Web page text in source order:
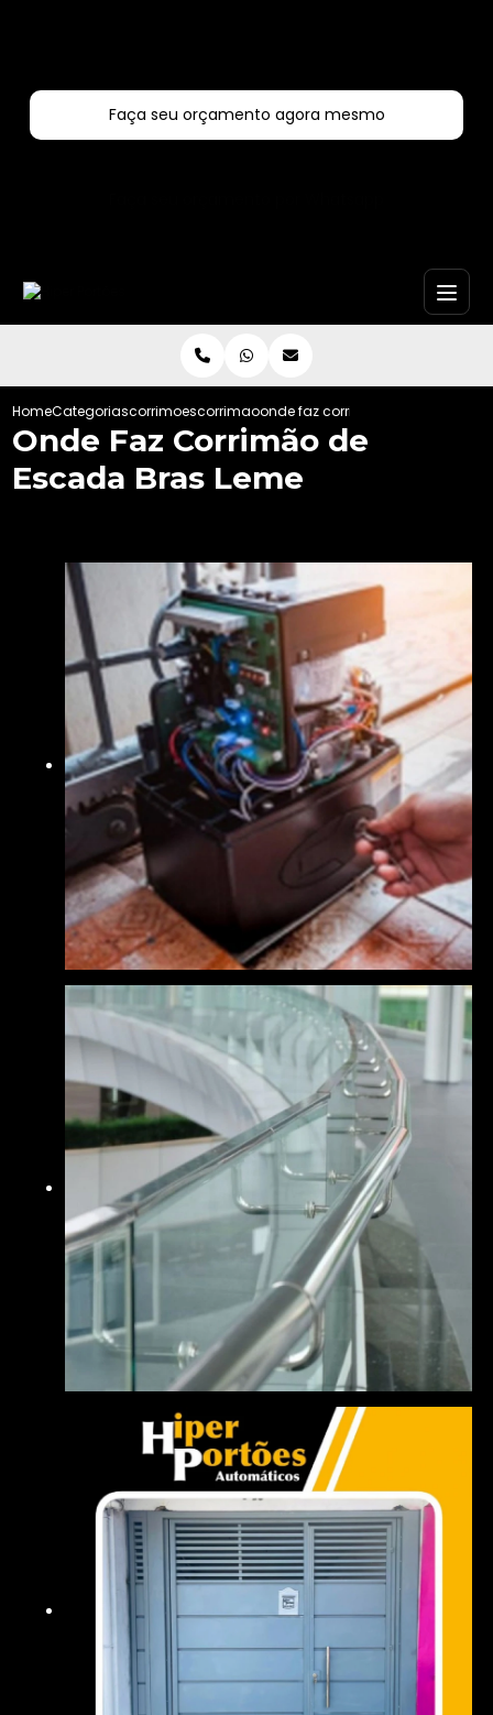
Faça seu orçamento agora mesmo
HomeCategoriascorrimoescorrimaoonde faz corrimao de escada
Onde Faz Corrimão de
Escada Bras Leme